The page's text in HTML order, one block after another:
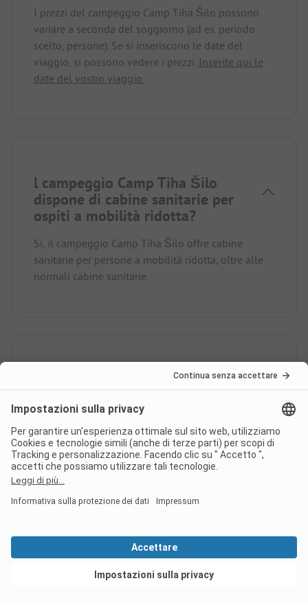
I prezzi del campeggio Camp Tiha Šilo possono
variare a seconda del soggiorno (ad es. periodo
scelto, persone). Se si inseriscono le date del
viaggio, si possono vedere i prezzi. Inserite qui le
date del vostro viaggio.
l campeggio Camp Tiha Šilo
dispone di cabine sanitarie per
ospiti a mobilità ridotta?
Sì, il campeggio Camp Tiha Šilo offre cabine
sanitarie per persone a mobilità ridotta, oltre alle
normali cabine sanitarie.
C'è la connessione internet nel
Il campeggio Camp Tiha Šilo ha
un certificato?
Vedi offerte